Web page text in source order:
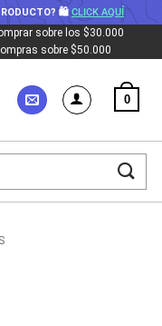
🛍CLICK AQUÍ
sobre los $30.000
sobre $50.000
0